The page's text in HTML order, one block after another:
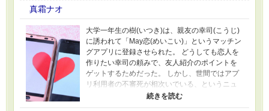
真霜ナオ
大学一年生の樹(いつき)は、親友の幸司(こうじ)
に誘われて「May恋(めいこい)」というマッチン
グアプリに登録させられた。 どうしても恋人を
作りたい幸司の頼みで、友人紹介のポイントを
ゲットするためだった。 しかし、世間ではアプ
リ利用者の不審死が相次いでいる、というニュ
ースが報道されている。 そんな中で、幸司と連